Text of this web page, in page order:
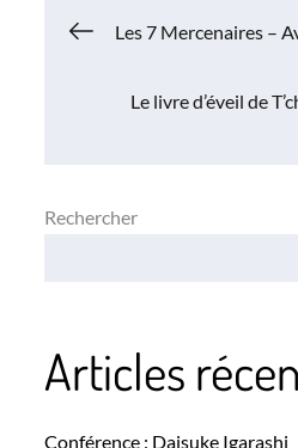
Navigation
Les 7 Mercenaires –
Le livre d’éveil de
Rechercher
Articles
Conférence : Daisuke Igarashi